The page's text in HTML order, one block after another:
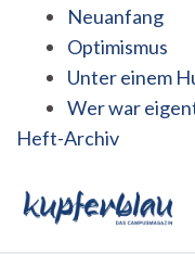
Neuanfang
Optimismus
Unter einem
Wer war
Heft-Archiv